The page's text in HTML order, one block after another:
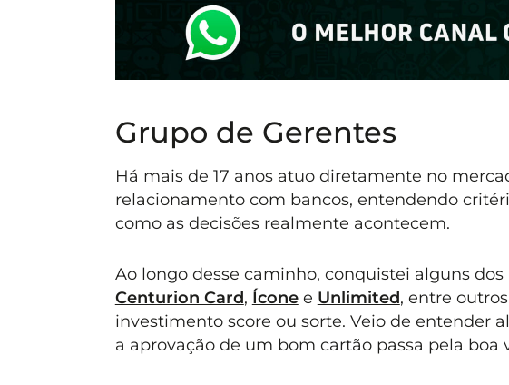
Grupo de Gerentes
Há mais de 17 anos atuo diretamente no
relacionamento com bancos, entendendo
como as decisões realmente acontecem.
Ao longo desse caminho, conquistei alguns
Centurion Card, Íconee Unlimited, entre
investimento score ou sorte. Veio de entender
a aprovação de um bom cartão passa pela boa